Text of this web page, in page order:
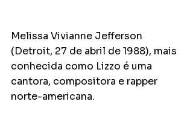
Melissa Vivianne Jefferson
(Detroit, 27 de abril de 1988), mais
conhecida como Lizzo é uma
cantora, compositora e rapper
norte-americana.